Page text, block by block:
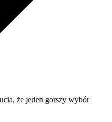
że jeden gorszy wybór